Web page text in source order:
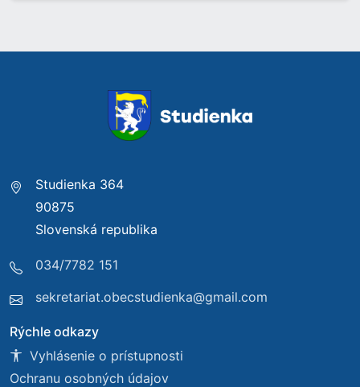
Studienka 364
90875
Slovenská republika
034/7782 151
sekretariat.obecstudienka@gmail.com
Rýchle odkazy
Vyhlásenie o prístupnosti
Ochranu osobných údajov